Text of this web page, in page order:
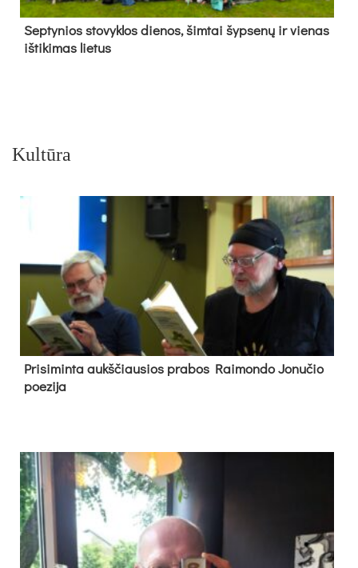
Sep­ty­nios sto­vyk­los die­nos, šim­tai šyp­se­nų ir vie­nas
iš­ti­ki­mas lie­tus
Kultūra
Pri­si­min­ta aukš­čiau­sios pra­bos Rai­mon­do Jo­nu­čio
poe­zi­ja